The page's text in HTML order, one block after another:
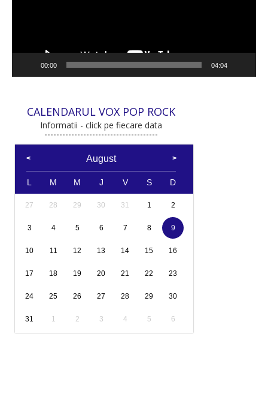
00:00 04:04
CALENDARUL VOX POP ROCK
Informatii - click pe fiecare data
August
L M M J V S D
27 28 29 30 31 1 2
3 4 5 6 7 8 9
10 11 12 13 14 15 16
17 18 19 20 21 22 23
24 25 26 27 28 29 30
31 1 2 3 4 5 6